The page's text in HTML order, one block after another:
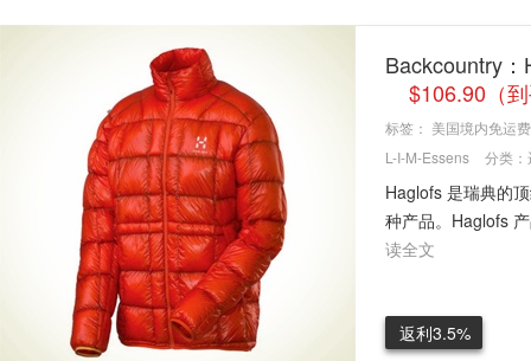
Backcountry
$106.90（
标签： 美国境内免运费
L-I-M-Essens
分类：
Haglofs 是瑞典的
种产品。Haglofs
读全文
返利3.5%